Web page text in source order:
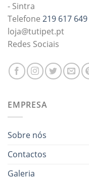
- Sintra
Telefone 219 617 649
loja@tutipet.pt
Redes Sociais
EMPRESA
Sobre nós
Contactos
Galeria